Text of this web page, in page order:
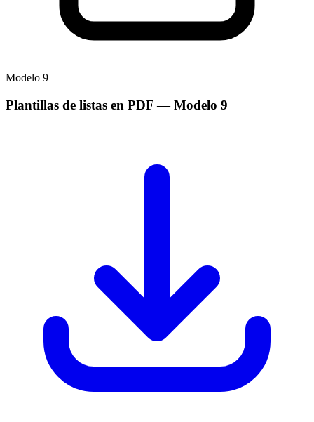
Modelo 9
Plantillas de listas en PDF— Modelo 9